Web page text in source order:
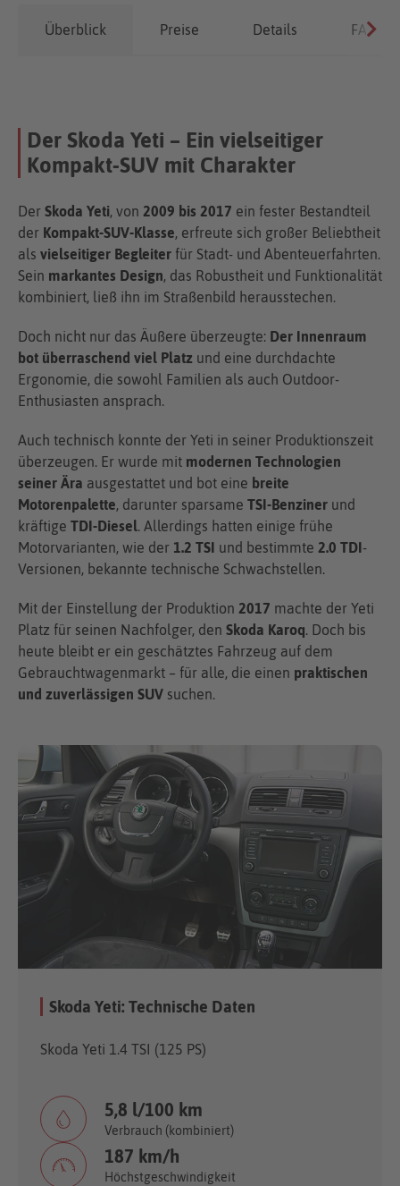
Überblick Preise Details FAQ
Der Skoda Yeti – Ein vielseitiger
Kompakt-SUV mit Charakter
Der Skoda Yeti, von 2009 bis 2017 ein fester Bestandteil
der Kompakt-SUV-Klasse, erfreute sich großer Beliebtheit
als vielseitiger Begleiter für Stadt- und Abenteuerfahrten.
Sein markantes Design, das Robustheit und Funktionalität
kombiniert, ließ ihn im Straßenbild herausstechen.
Doch nicht nur das Äußere überzeugte: Der Innenraum
bot überraschend viel Platz und eine durchdachte
Ergonomie, die sowohl Familien als auch Outdoor-
Enthusiasten ansprach.
Auch technisch konnte der Yeti in seiner Produktionszeit
überzeugen. Er wurde mit modernen Technologien
seiner Ära ausgestattet und bot eine breite
Motorenpalette, darunter sparsame TSI-Benziner und
kräftige TDI-Diesel. Allerdings hatten einige frühe
Motorvarianten, wie der 1.2 TSI und bestimmte 2.0 TDI-
Versionen, bekannte technische Schwachstellen.
Mit der Einstellung der Produktion 2017 machte der Yeti
Platz für seinen Nachfolger, den Skoda Karoq. Doch bis
heute bleibt er ein geschätztes Fahrzeug auf dem
Gebrauchtwagenmarkt – für alle, die einen praktischen
und zuverlässigen SUV suchen.
Skoda Yeti: Technische Daten
Skoda Yeti 1.4 TSI (125 PS)
5,8 l/100 km
Verbrauch (kombiniert)
187 km/h
Höchstgeschwindigkeit